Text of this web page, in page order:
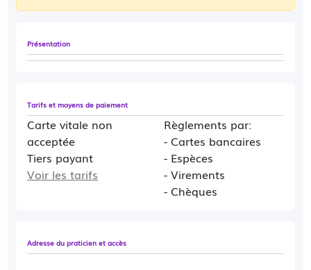
Présentation
Tarifs et moyens de paiement
Carte vitale non
acceptée
Tiers payant
Voir les tarifs
Règlements par:
- Cartes bancaires
- Espèces
- Virements
- Chèques
Adresse du praticien et accès